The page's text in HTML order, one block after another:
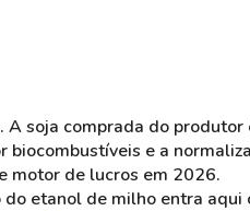
A soja comprada do
biocombustíveis e a
motor de lucros em 2026.
etanol de milho entra